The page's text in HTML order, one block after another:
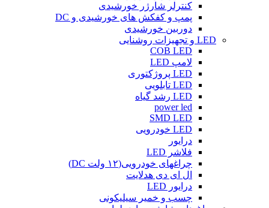
کنترلر شارژر خورشیدی
پمپ و کفکش های خورشیدی و DC
دوربین خورشیدی
LED و تجهیزات روشنایی
COB LED
لامپ LED
LED پروژکتوری
LED تابلویی
LED رشد گیاه
power led
SMD LED
LED خودرویی
درایور
فلاشر LED
چراغهای خودرویی(۱۲ ولت DC)
ال ای دی هدلایت
درایور LED
چسب و خمیر سیلیکونی